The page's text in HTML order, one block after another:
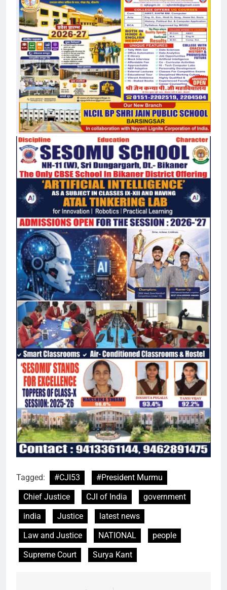
Tagged: #CJI53
#President Murmu
Chief Justice
CJI of India
government
india
Justice
latest news
Law and Justice
NATIONAL
people
Supreme Court
Surya Kant